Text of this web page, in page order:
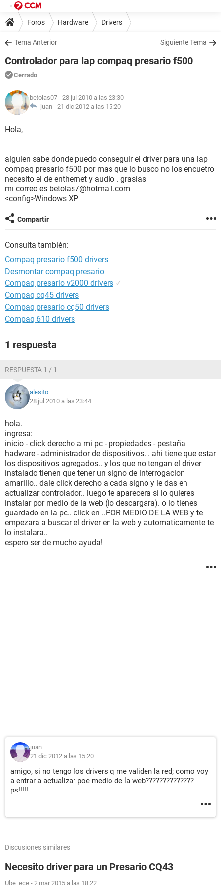
Foros Hardware Drivers
Tema Anterior Siguiente Tema
Controlador para lap compaq presario f500
Cerrado
betolas07 - 28 jul 2010 a las 23:30
juan - 21 dic 2012 a las 15:20
Hola,
alguien sabe donde puedo conseguir el driver para una lap
compaq presario f500 por mas que lo busco no los encuetro
necesito el de enthernet y audio . grasias
mi correo es betolas7@hotmail.com
<config>Windows XP
Compartir
Consulta también:
Compaq presario f500 drivers
Desmontar compaq presario
Compaq presario v2000 drivers ✓
Compaq cq45 drivers
Compaq presario cq50 drivers
Compaq 610 drivers
1 respuesta
RESPUESTA 1 / 1
alesito
28 jul 2010 a las 23:44
hola.
ingresa:
inicio - click derecho a mi pc - propiedades - pestaña
hadware - administrador de dispositivos... ahi tiene que estar
los dispositivos agregados.. y los que no tengan el driver
instalado tienen que tener un signo de interrogacion
amarillo.. dale click derecho a cada signo y le das en
actualizar controlador.. luego te aparecera si lo quieres
instalar por medio de la web (lo descargara). o lo tienes
guardado en la pc.. click en ..POR MEDIO DE LA WEB y te
empezara a buscar el driver en la web y automaticamente te
lo instalara..
espero ser de mucho ayuda!
juan
21 dic 2012 a las 15:20
amigo, si no tengo los drivers q me validen la red; como voy
a entrar a actualizar poe medio de la web??????????????
ps!!!!!
Discusiones similares
Necesito driver para un Presario CQ43
Ube_ece - 2 mar 2015 a las 18:22